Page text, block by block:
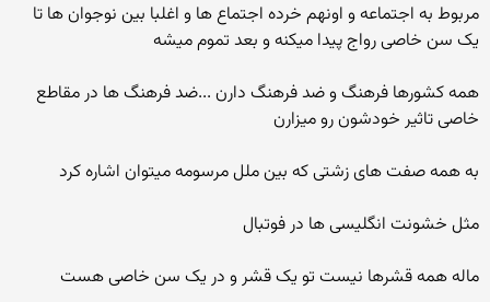
مربوط به اجتماعه و اونهم خرده اجتماع ها و اغلبا بین نوجوان ها تا
یک سن خاصی رواج پیدا میکنه و بعد تموم میشه
همه کشورها فرهنگ و ضد فرهنگ دارن ...ضد فرهنگ ها در مقاطع
خاصی تاثیر خودشون رو میزارن
به همه صفت های زشتی که بین ملل مرسومه میتوان اشاره کرد
مثل خشونت انگلیسی ها در فوتبال
ماله همه قشرها نیست تو یک قشر و در یک سن خاصی هست